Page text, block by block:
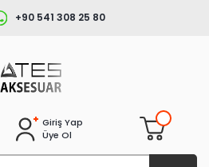
+90 541 308 25 80
Giriş Yap
Üye Ol